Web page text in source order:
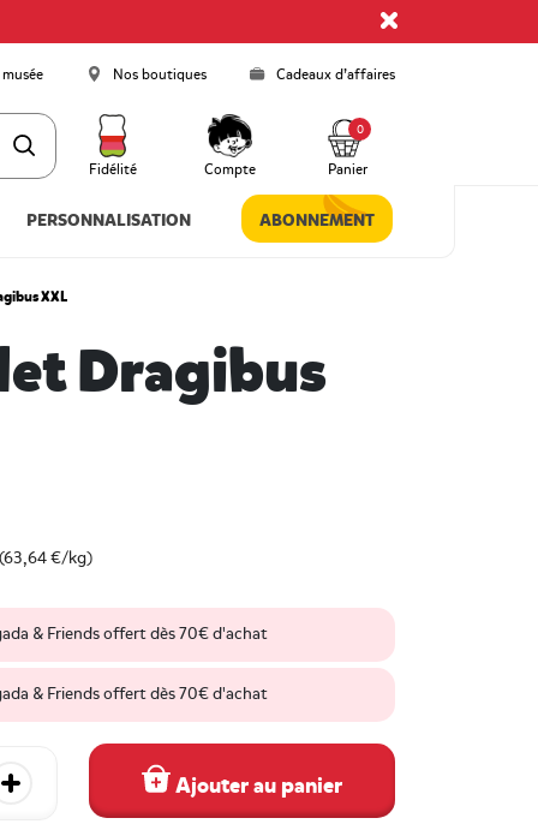
musée Nos boutiques Cadeaux d’affaires
Fidélité Compte Panier
0
PERSONNALISATION ABONNEMENT
XXL
Dragibus
Rating
(63,64 €/kg)
& Friends offert dès 70€ d'achat
& Friends offert dès 70€ d'achat
Augmenter la quantitéAjouter au panier